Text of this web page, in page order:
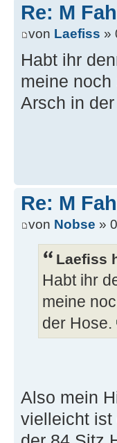
Re: M
von Laefiss »
Habt ihr
meine
Arsch in
Re: M
von Nobse »
Laefiss
Habt ihr
meine
der Hose.
Also mein
vielleicht ist